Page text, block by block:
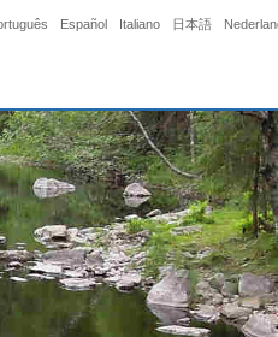
Español Italiano 日本語